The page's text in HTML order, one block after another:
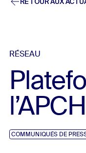
RÉSEAU
COMMUNIQUÉS DE